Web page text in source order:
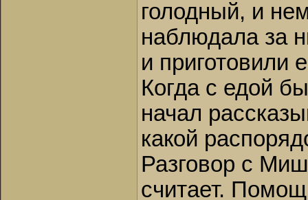
голодный, и
наблюдала за
и приготовили
Когда с едой
начал
какой
Разговор с
считает.